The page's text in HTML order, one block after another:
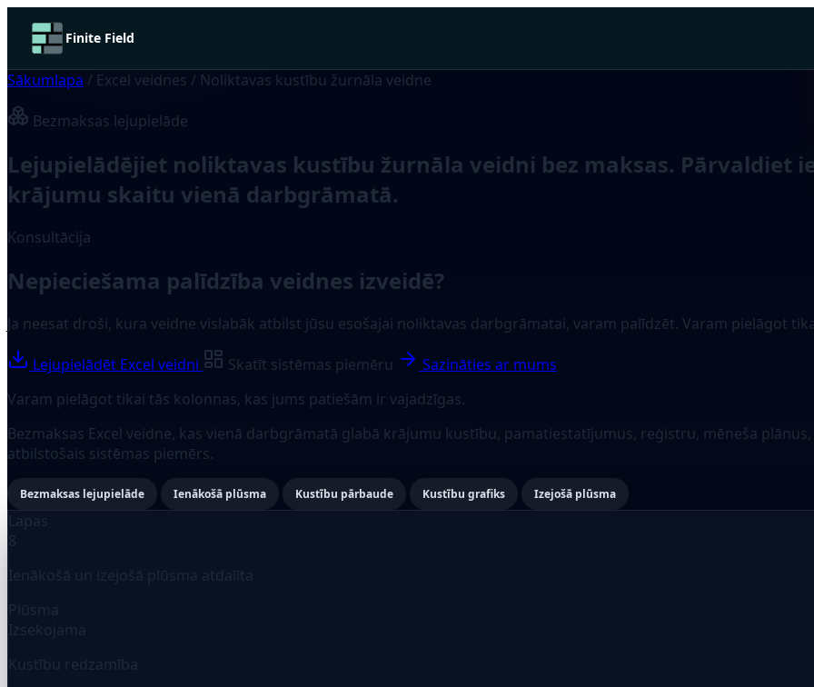
Finite Field
Sākumlapa / Excel veidnes / Noliktavas kustību žurnāla veidne
Bezmaksas lejupielāde
Lejupielādējiet noliktavas kustību žurnāla veidni bez maksas. Pārvaldiet
krājumu skaitu vienā darbgrāmatā.
Konsultācija
Nepieciešama palīdzība veidnes izveidē?
Ja neesat droši, kura veidne vislabāk atbilst jūsu esošajai noliktavas darbgrāmatai, varam palīdzēt. Varam pielāgot
Lejupielādēt Excel veidni Skatīt sistēmas piemēru
Sazināties ar mums
Varam pielāgot tikai tās kolonnas, kas jums patiešām ir vajadzīgas.
Bezmaksas Excel veidne, kas vienā darbgrāmatā glabā krājumu kustību, pamatiestatījumus, reģistru, mēneša
atbilstošais sistēmas piemērs.
Bezmaksas lejupielāde Ienākošā plūsma Kustību pārbaude Kustību grafiks Izejošā plūsma
Lapas
8
Ienākošā un izejošā plūsma atdalīta
Plūsma
Izsekojama
Kustību redzamība